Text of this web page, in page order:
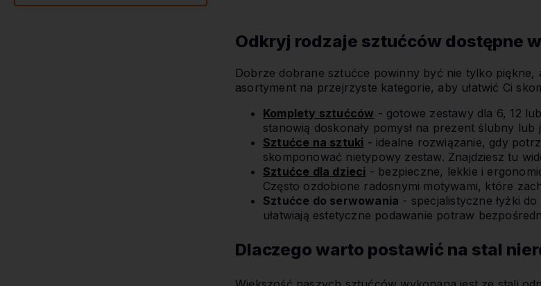
Odkryj rodzaje sztućców dostępne
Dobrze dobrane sztućce powinny być nie tylko piękne,
asortyment na przejrzyste kategorie, aby ułatwić Ci
Komplety sztućców - gotowe zestawy dla 6, 12
stanowią doskonały pomysł na prezent ślubny lub
Sztućce na sztuki - idealne rozwiązanie, gdy
skomponować nietypowy zestaw. Znajdziesz tu
Sztućce dla dzieci - bezpieczne, lekkie i
Często ozdobione radosnymi motywami, które
Sztućce do serwowania - specjalistyczne łyżki
ułatwiają estetyczne podawanie potraw
Dlaczego warto postawić na stal